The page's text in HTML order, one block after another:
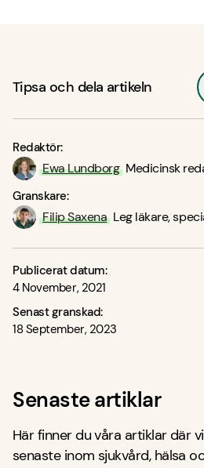
Tipsa och dela artikeln
Redaktör:
Ewa Lundborg Medicinsk
Granskare:
Filip Saxena Leg läkare,
Publicerat datum:
4 November, 2021
Senast granskad:
18 September, 2023
Senaste artiklar
Här finner du våra artiklar där
senaste inom sjukvård, hälsa